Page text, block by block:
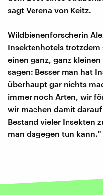
sagt Verena von Keitz.
Wildbienenforscherin
Insektenhotels
einen ganz, ganz
sagen: Besser man hat
überhaupt gar nichts
immer noch Arten, wir
wir machen damit
Bestand vieler Insekten
man dagegen tun kann."